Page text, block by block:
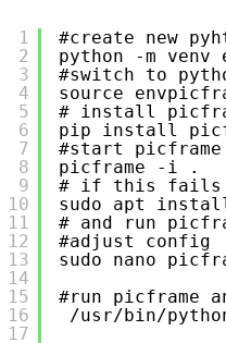
1
2
3
4
5
6
7
8
9
10
11
12
13
14
15
16
17
#create new
python -m venv
#switch to
source
# install
pip install
#start
picframe -i .
# if this fails
sudo apt
# and run
#adjust config
sudo nano
#run picframe
/usr/bin/